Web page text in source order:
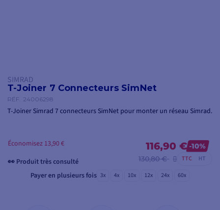
SIMRAD
T-Joiner 7 Connecteurs SimNet
RÉF. 24006298
T-Joiner Simrad 7 connecteurs SimNet pour monter un réseau Simrad.
116,90 € -10%
130,80 €
TTC HT
Économisez 13,90 €
👀 Produit très consulté
Payer en plusieurs fois 3x 4x 10x 12x 24x 60x